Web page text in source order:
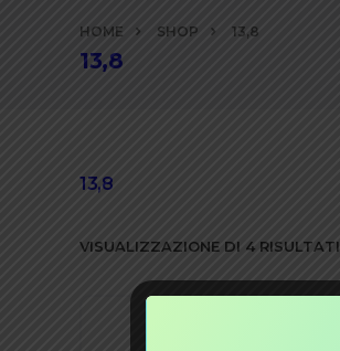
contenuti
HOME SHOP 13,8
13,8
13,8
VISUALIZZAZIONE DI 4 RISULTATI